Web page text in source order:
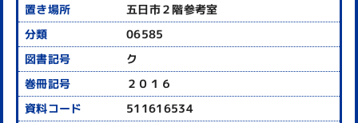
五日市２階参考室
06585
ク
２０１６
511616534